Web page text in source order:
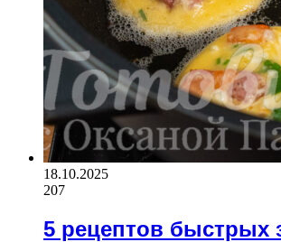
18.10.2025
207
5 рецептов быстрых